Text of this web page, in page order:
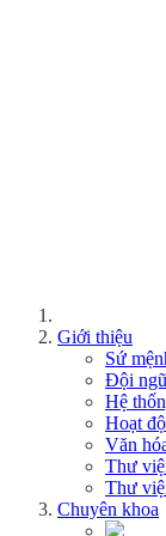
Giới thiệu
Sứ
Đội
Hệ
Hoạt
Văn
Thư
Thư
Chuyên khoa